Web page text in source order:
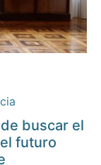
buscar el
futuro